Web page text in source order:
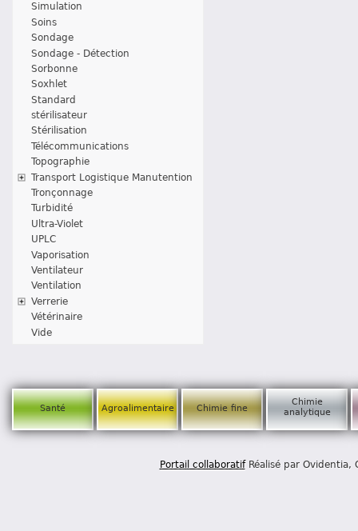
Simulation
Soins
Sondage
Sondage - Détection
Sorbonne
Soxhlet
Standard
stérilisateur
Stérilisation
Télécommunications
Topographie
Transport Logistique Manutention
Tronçonnage
Turbidité
Ultra-Violet
UPLC
Vaporisation
Ventilateur
Ventilation
Verrerie
Vétérinaire
Vide
Santé Agroalimentaire Chimie fine
Chimie
analytique
Portail collaboratifRéalisé par Ovidentia,